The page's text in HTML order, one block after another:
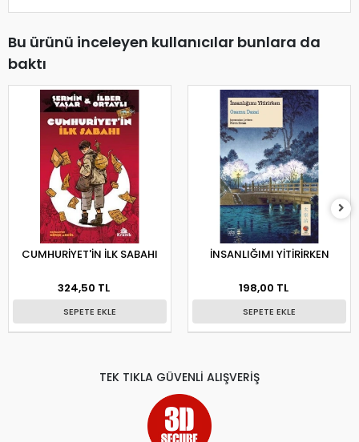
Bu ürünü inceleyen kullanıcılar bunlara da
baktı
CUMHURİYET'İN İLK SABAHI
324,50 TL
SEPETE EKLE
İNSANLIĞIMI YİTİRİRKEN
198,00 TL
SEPETE EKLE
TEK TIKLA GÜVENLİ ALIŞVERİŞ